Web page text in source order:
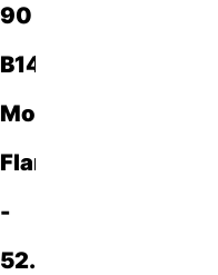
90
B14
Mounting
Flange
-
52.5